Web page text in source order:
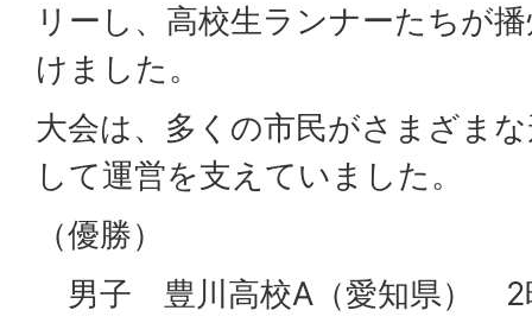
リーし、高校生ランナーたちが
けました。
大会は、多くの市民がさまざま
して運営を支えていました。
（優勝）
男子 豊川高校A（愛知県） 2